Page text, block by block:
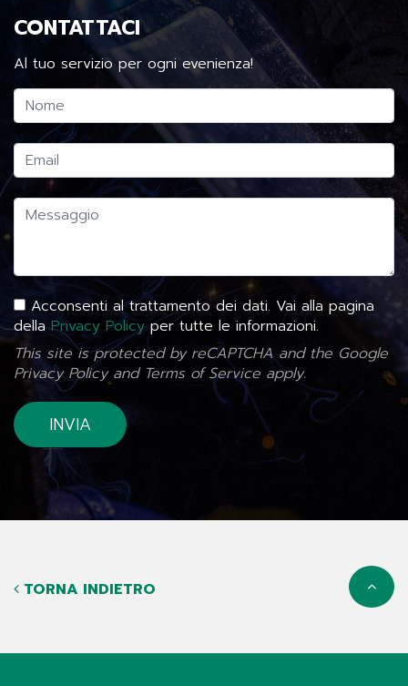
CONTATTACI
Al tuo servizio per ogni evenienza!
Acconsenti al trattamento dei dati. Vai alla pagina
dellaPrivacy Policyper tutte le informazioni.
This site is protected by reCAPTCHA and the Google
Privacy Policyand Terms of Service apply.
TORNA INDIETRO